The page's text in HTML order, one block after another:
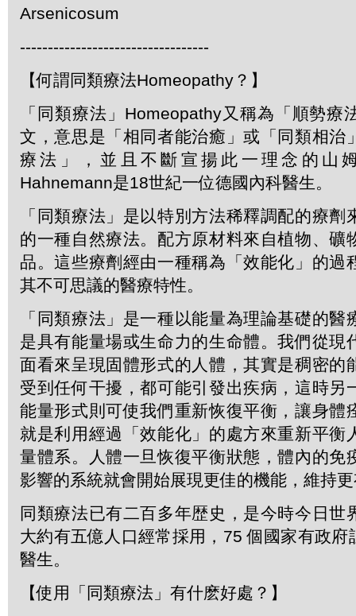
Arsenicosum
----------------------------------
【何謂同類療法Homeopathy？】
「同類療法」Homeopathy又稱為「順勢療
文，意思是「相同者能治癒」或「同類相治
療法」，並且不斷宣揚此一理念的山
Hahnemann是18世紀一位德國內科醫生。
「同類療法」是以特別方法稀釋調配的療劑
的一種自然療法。配方原材料來自植物、礦
品。這些療劑經由一種稱為「效能化」的過
其不可思議的醫療特性。
「同類療法」是一種以能量為理論基礎的醫
是具有能量場或生命力的生命體。我們從現
面看來呈現固體形式的人體，其實是稠密的
受到任何干擾，都可能引發出疾病，這時另
能量形式則可使我們重新恢復平衡，讓身體
就是利用經過「效能化」的處方來重新平衡
量體系。人體一旦恢復平衡狀態，體內的免
影響的系統就會開始展現更佳的機能，維持
同類療法已有二百多年歴史，是今時今日世
大約有五億人口經常採用，75 個國家有政府
醫生。
【使用「同類療法」有什麽好處？】